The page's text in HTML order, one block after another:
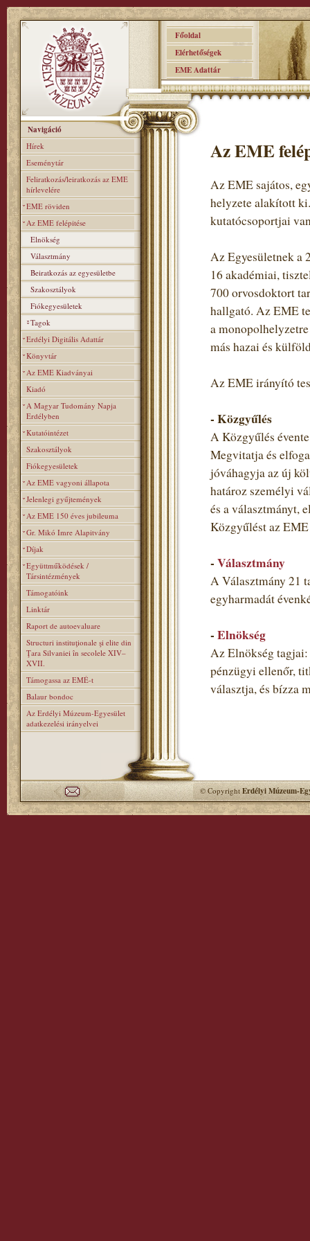
Főoldal
Elérhetőségek
EME Adattár
Navigáció
Hírek
Eseménytár
Feliratkozás/leiratkozás az EME
hírlevelére
EME röviden
Az EME felépitése
Elnökség
Választmány
Beiratkozás az egyesületbe
Szakosztályok
Fiókegyesületek
Tagok
Erdélyi Digitális Adattár
Könyvtár
Az EME Kiadványai
Kiadó
A Magyar Tudomány Napja
Erdélyben
Kutatóintézet
Szakosztályok
Fiókegyesületek
Az EME vagyoni állapota
Jelenlegi gyűjtemények
Az EME 150 éves jubileuma
Gr. Mikó Imre Alapitvány
Díjak
Együttműködések /
Társintézmények
Támogatóink
Linktár
Raport de autoevaluare
Structuri instituţionale şi elite din
Ţara Silvaniei în secolele XIV–
XVII.
Támogassa az EMÉ-t
Balaur bondoc
Az Erdélyi Múzeum-Egyesület
adatkezelési irányelvei
Az EME
Az EME sajátos,
helyzete alakított
kutatócsoportjai
Az Egyesületnek a
16 akadémiai,
700 orvosdoktort
hallgató. Az EME
a
más hazai és
Az EME irányító
- Közgyűlés
A Közgyűlés
Megvitatja és
jóváhagyja az új
határoz személyi
és a választmányt,
Közgyűlést az
- Választmány
A Választmány 21
egyharmadát
- Elnökség
Az Elnökség
pénzügyi ellenőr,
választja, és bízza
© CopyrightErdélyi Múzeum-